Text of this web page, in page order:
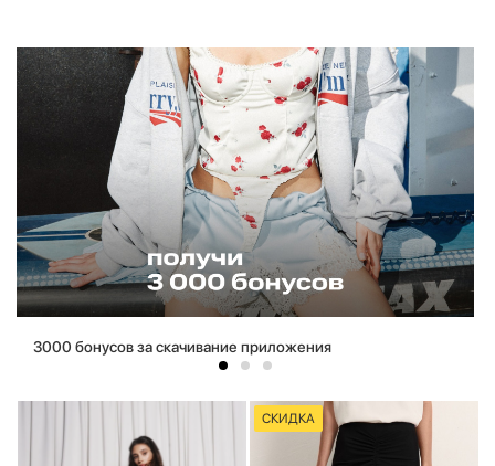
3000 бонусов за скачивание приложения
СКИДКА